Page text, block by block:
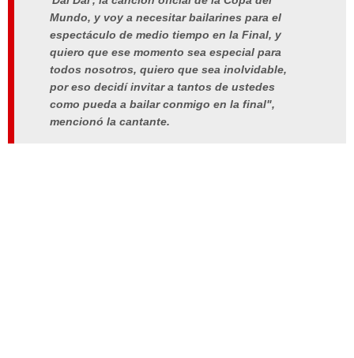
Mundo, y voy a necesitar bailarines para el
espectáculo de medio tiempo en la Final, y
quiero que ese momento sea especial para
todos nosotros, quiero que sea inolvidable,
por eso decidí invitar a tantos de ustedes
como pueda a bailar conmigo en la final",
mencionó la cantante.